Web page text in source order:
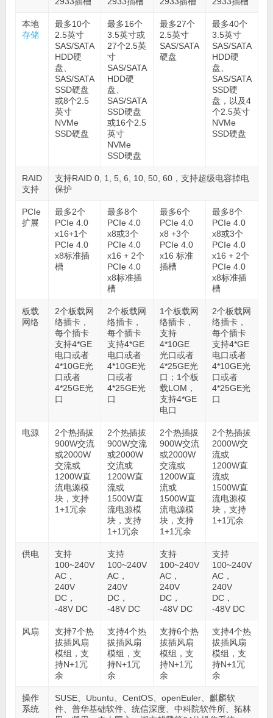
本地
存储
最多10个
2.5英寸
SAS/SATA
HDD硬
盘、
SAS/SATA
SSD硬盘
或8个2.5
英寸
NVMe
SSD硬盘
最多16个
3.5英寸或
27个2.5英
寸
SAS/SATA
HDD硬
盘、
SAS/SATA
SSD硬盘
或16个2.5
英寸
NVMe
SSD硬盘
最多27个
2.5英寸
SAS/SATA
硬盘
最多40个
3.5英寸
SAS/SATA
HDD硬
盘、
SAS/SATA
SSD硬
盘，以及4
个2.5英寸
NVMe
SSD硬盘
RAID
支持
支持RAID 0, 1, 5, 6, 10, 50, 60，支持超级电容掉电
保护
PCIe
扩展
最多2个
PCIe 4.0
x16+1个
PCIe 4.0
x8标准插
槽
最多8个
PCIe 4.0
x8或3个
PCIe 4.0
x16 + 2个
PCIe 4.0
x8标准插
槽
最多6个
PCIe 4.0
x8 +3个
PCIe 4.0
x16 标准
插槽
最多8个
PCIe 4.0
x8或3个
PCIe 4.0
x16 + 2个
PCIe 4.0
x8标准插
槽
板载
网络
2个板载网
络插卡，
每个插卡
支持4*GE
电口或者
4*10GE光
口或者
4*25GE光
口
2个板载网
络插卡，
每个插卡
支持4*GE
电口或者
4*10GE光
口或者
4*25GE光
口
1个板载网
络插卡，
支持
4*10GE
光口或者
4*25GE光
口；1个板
载LOM，
支持4*GE
电口
2个板载网
络插卡，
每个插卡
支持4*GE
电口或者
4*10GE光
口或者
4*25GE光
口
电源
2个热插拔
900W交流
或2000W
交流或
1200W直
流电源模
块，支持
1+1冗余
2个热插拔
900W交流
或2000W
交流或
1200W直
流或
1500W直
流电源模
块，支持
1+1冗余
2个热插拔
900W交流
或2000W
交流或
1200W直
流或
1500W直
流电源模
块，支持
1+1冗余
2个热插拔
2000W交
流或
1200W直
流或
1500W直
流电源模
块，支持
1+1冗余
供电
支持
100~240V
AC，
240V
DC，
-48V DC
支持
100~240V
AC，
240V
DC，
-48V DC
支持
100~240V
AC，
240V
DC，
-48V DC
支持
100~240V
AC，
240V
DC，
-48V DC
风扇
支持7个热
拔插风扇
模组，支
持N+1冗
余
支持4个热
拔插风扇
模组，支
持N+1冗
余
支持6个热
拔插风扇
模组，支
持N+1冗
余
支持4个热
拔插风扇
模组，支
持N+1冗
余
操作
系统
SUSE、Ubuntu、CentOS、openEuler、麒麟软
件、普华基础软件、统信深度、中科院软件所、拓林